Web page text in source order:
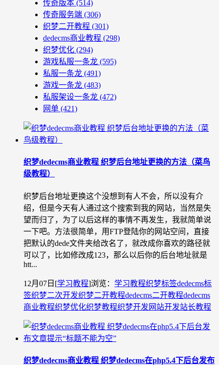
传奇版本 (514)
传奇服务端 (306)
织梦二开教程 (301)
dedecms商业教程 (298)
织梦优化 (294)
游戏私服一条龙 (595)
私服一条龙 (491)
游戏一条龙 (483)
私服架设一条龙 (472)
网单 (421)
织梦dedecms商业教程 织梦后台地址更换的方法（菜鸟
级教程）
织梦后台地址更换这个没想到有人不会，所以没有介
绍，但是今天有人通过这个搜索到我的网站，当然是失
望而归了，为了以后这样的事情不再发生，我就简单说
一下吧。方法很简单，用FTP登陆你的网站空间，直接
把默认的dede文件夹给改名了，就改成你喜欢的路径就
可以了，比如修改成123，那么以后你的后台地址就是
htt...
12月07日 [学习教程]浏览： 学习教程织梦标签dedecms标
签织梦二次开发织梦二开教程dedecms二开教程dedecms
商业教程织梦优化织梦教程织梦开发 网站开发站长教程
织梦dedecms商业教程 织梦dedecms在php5.4下后台发布